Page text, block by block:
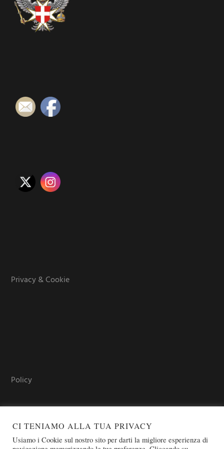
Privacy & Cookie
Policy
CI TENIAMO ALLA TUA PRIVACY
Usiamo i Cookie sul nostro sito per darti la migliore esperienza di